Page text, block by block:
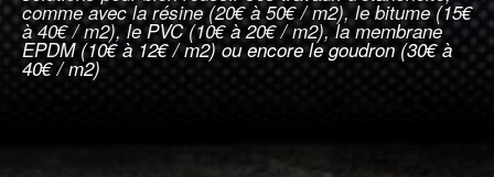
comme avec la résine (20€ à 50€ / m2), le bitume (15€
à 40€ / m2), le PVC (10€ à 20€ / m2), la membrane
EPDM (10€ à 12€ / m2) ou encore le goudron (30€ à
40€ / m2)